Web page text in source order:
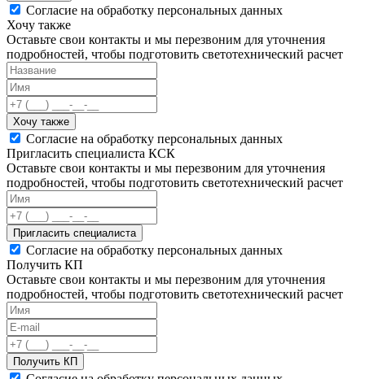
Согласие на обработку персональных данных
Хочу также
Оставьте свои контакты и мы перезвоним для уточнения
подробностей, чтобы подготовить светотехнический расчет
Хочу также
Согласие на обработку персональных данных
Пригласить специалиста КСК
Оставьте свои контакты и мы перезвоним для уточнения
подробностей, чтобы подготовить светотехнический расчет
Пригласить специалиста
Согласие на обработку персональных данных
Получить КП
Оставьте свои контакты и мы перезвоним для уточнения
подробностей, чтобы подготовить светотехнический расчет
Получить КП